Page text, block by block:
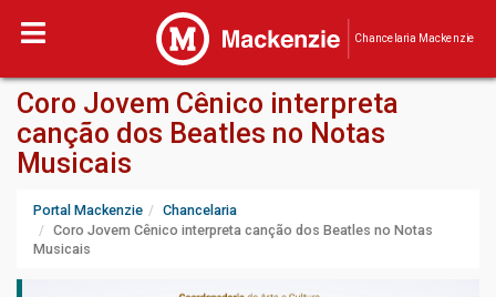
Chancelaria Mackenzie
Coro Jovem Cênico interpreta
canção dos Beatles no Notas
Musicais
Portal Mackenzie
Chancelaria
Coro Jovem Cênico interpreta canção dos Beatles no Notas
Musicais